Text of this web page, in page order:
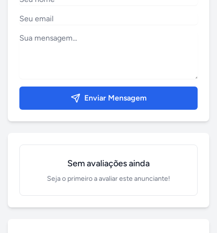
Enviar Mensagem
Sem avaliações ainda
Seja o primeiro a avaliar este anunciante!